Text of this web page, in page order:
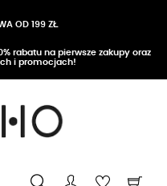
OD 199 ZŁ
rabatu na pierwsze zakupy oraz
i promocjach!